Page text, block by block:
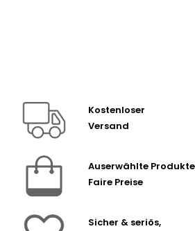
Kostenloser
Versand
Auserwählte
Faire Preise
Sicher & seriös,